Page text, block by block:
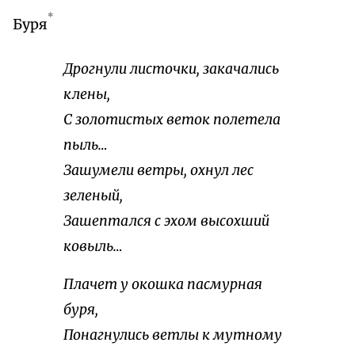
Буря*
Дрогнули листочки, закачались
клены,
С золотистых веток полетела
пыль…
Зашумели ветры, охнул лес
зеленый,
Зашептался с эхом высохший
ковыль…
Плачет у окошка пасмурная
буря,
Понагнулись ветлы к мутному